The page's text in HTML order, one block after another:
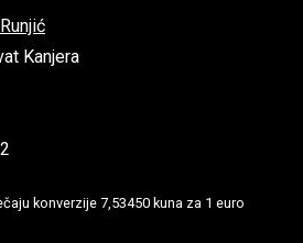
Kanjera
konverzije 7,53450 kuna za 1 euro